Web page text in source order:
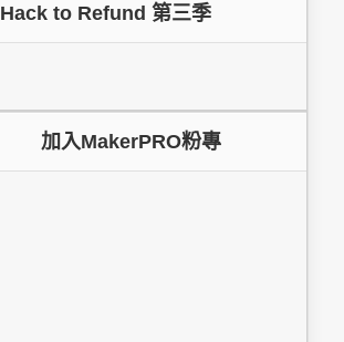
Hack to Refund 第三季
加入MakerPRO粉專